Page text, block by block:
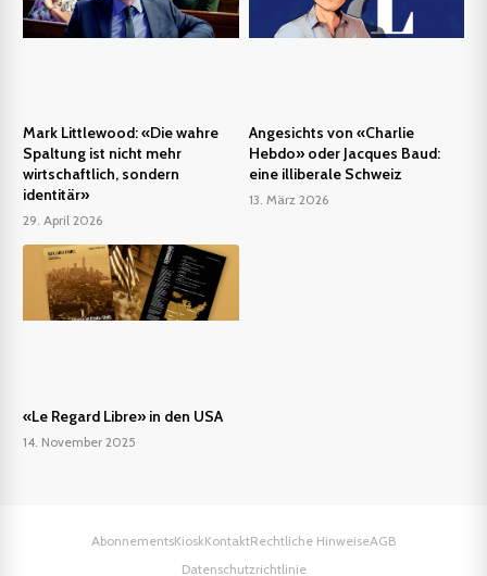
Mark Littlewood: «Die wahre
Spaltung ist nicht mehr
wirtschaftlich, sondern
identitär»
29. April 2026
Angesichts von «Charlie
Hebdo» oder Jacques Baud:
eine illiberale Schweiz
13. März 2026
«Le Regard Libre» in den USA
14. November 2025
AbonnementsKioskKontaktRechtliche HinweiseAGB
Datenschutzrichtlinie